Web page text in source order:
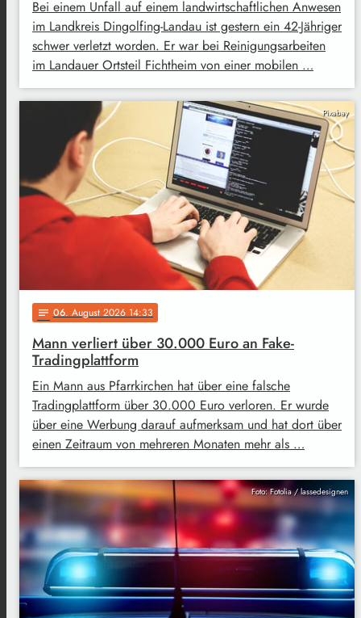
Bei einem Unfall auf einem landwirtschaftlichen Anwesen
im Landkreis Dingolfing-Landau ist gestern ein 42-Jähriger
schwer verletzt worden. Er war bei Reinigungsarbeiten
im Landauer Ortsteil Fichtheim von einer mobilen …
Pixabay
notes 06. August 2026 14:33
Mann verliert über 30.000 Euro an Fake-
Tradingplattform
Ein Mann aus Pfarrkirchen hat über eine falsche
Tradingplattform über 30.000 Euro verloren. Er wurde
über eine Werbung darauf aufmerksam und hat dort über
einen Zeitraum von mehreren Monaten mehr als …
Foto: Fotolia / lassedesignen